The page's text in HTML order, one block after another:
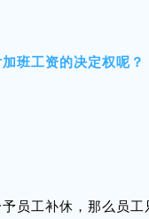
班工资的决定权呢？
员工补休，那么员